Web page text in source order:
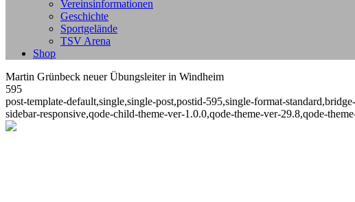
Vereinsinformationen
Geschichte
Sportgelände
TSV Arena
Shop
Martin Grünbeck neuer Übungsleiter in Windheim
595
post-template-default,single,single-post,postid-595,single-format-
sidebar-responsive,qode-child-theme-ver-1.0.0,qode-theme-ver-29.8,qode-